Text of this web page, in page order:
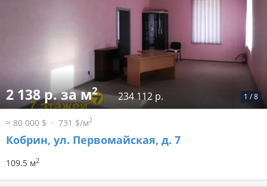
1 /8
2 138 р. за м2 234 112 р.
≈ 80 000 $ 731 $/м2
Кобрин, ул. Первомайская, д. 7
109.5 м2